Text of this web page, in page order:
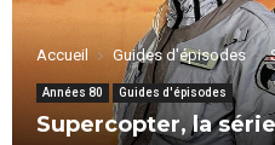
Accueil Guides d'épisodes
Années 80 Guides d'épisodes
Supercopter, la